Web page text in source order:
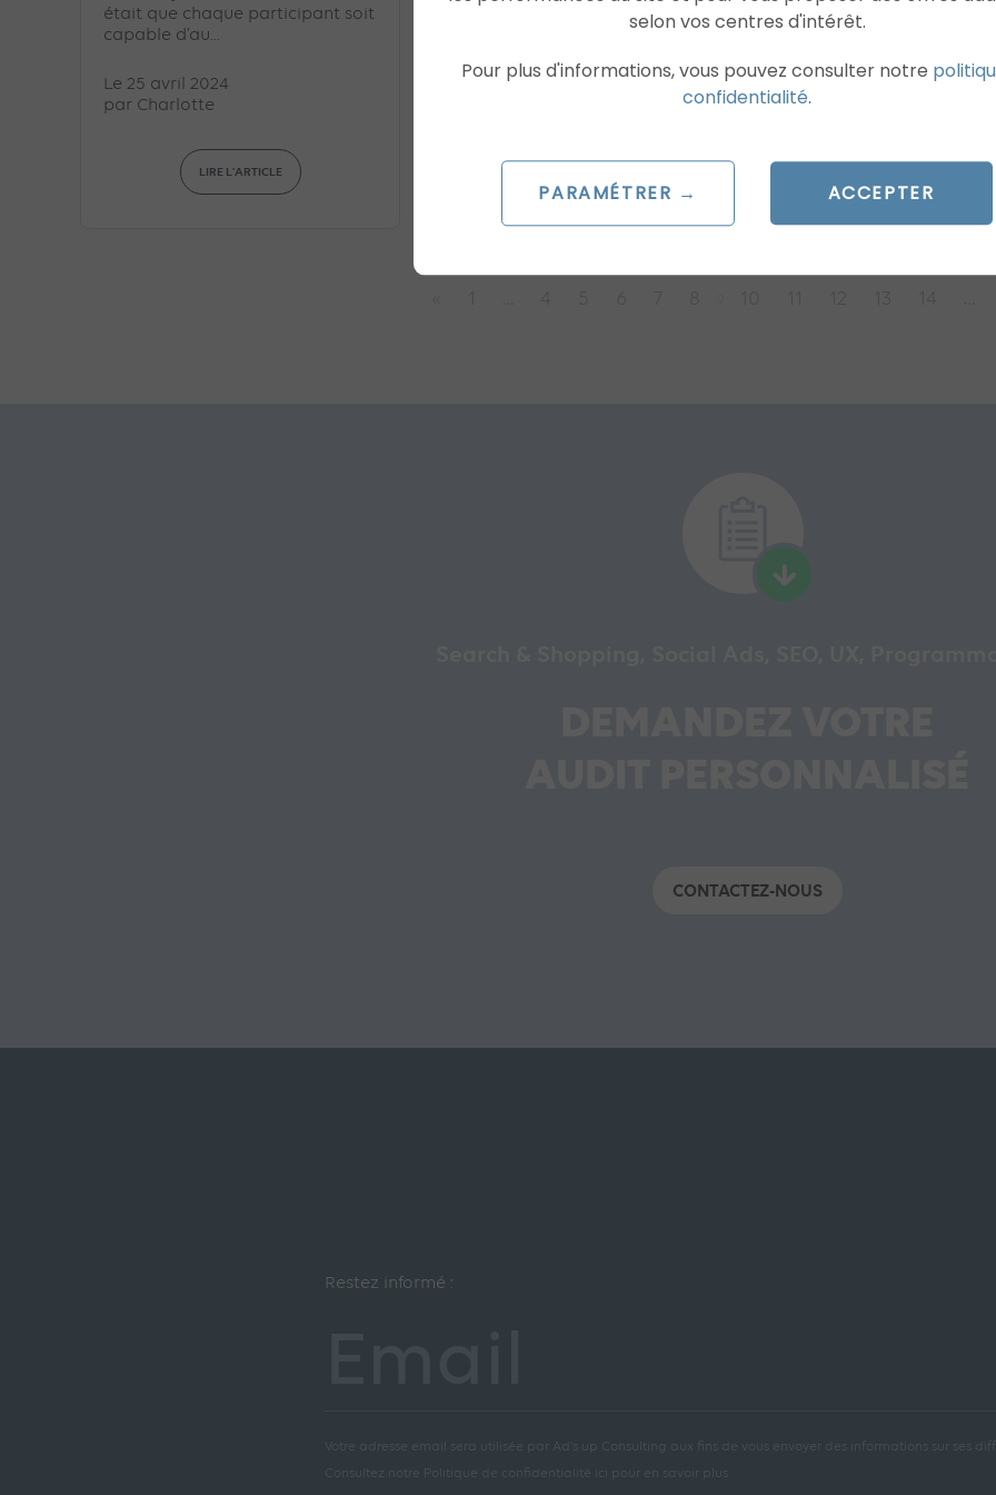
était que chaque participant soit
capable d’au...
Le 25 avril 2024
par Charlotte
LIRE L'ARTICLE
conseil en marketing digital Ad’s
Le 23 avril 2024
CONTACTEZ-NOUS
Restez informé :
Votre adresse email sera utilisée par Ad’s up Consulting aux fins de vous envoyer des informations sur ses
Consultez notre Politique de confidentialité ici pour en savoir plus
selon vos centres d'intérêt.
Pour plus d'informations, vous pouvez consulter notre
confidentialité.
PARAMÉTRER → ACCEPTER